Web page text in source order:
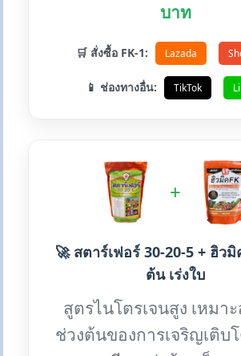
บาท
🛒 สั่งซื้อ FK-1: Lazada
📱 ช่องทางอื่น: TikTok
+
🚀 สตาร์เฟอร์ 30-20-5 + ฮิวมิ
ต้น เร่งใบ
สูตรไนโตรเจนสูง เหมา
ช่วงต้นของการเจริญเติบโ